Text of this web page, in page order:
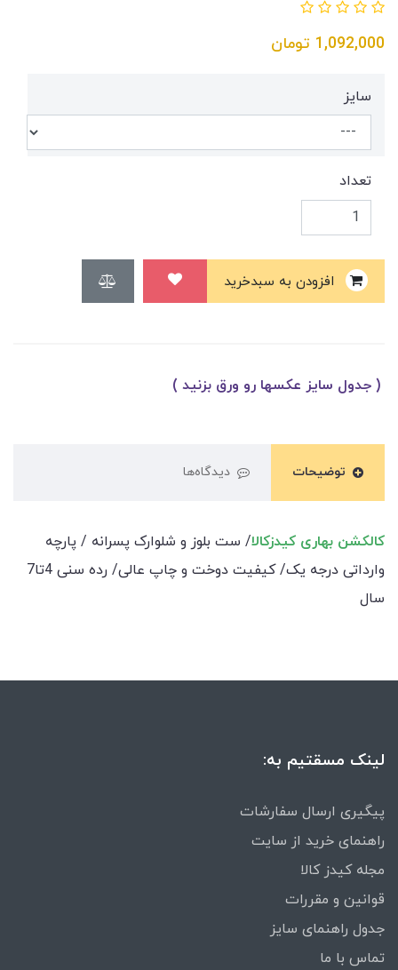
1,092,000 تومان
سایز
تعداد
( جدول سایز عکسها رو ورق بزنید )
توضیحات دیدگاه‌ها
کالکشن بهاری کیدزکالا/ ست بلوز و شلوارک پسرانه / پارچه
وارداتی درجه یک/ کیفیت دوخت و چاپ عالی/ رده سنی 4تا7
سال
لینک مسقتیم به:
پیگیری ارسال سفارشات
راهنمای خرید از سایت
مجله کیدز کالا
قوانین و مقررات
جدول راهنمای سایز
تماس با ما